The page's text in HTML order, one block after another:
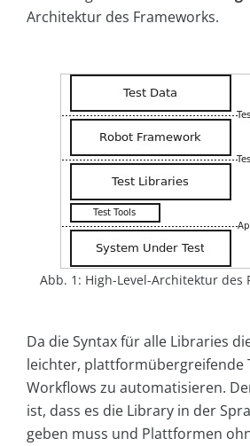
Architektur des Frameworks.
Abb. 1: High-Level-Architektur des
Da die Syntax für alle Libraries
leichter, plattformübergreifende
Workflows zu automatisieren.
ist, dass es die Library in der
geben muss und Plattformen